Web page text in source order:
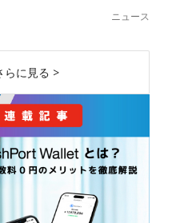
ニュース
らに見る >